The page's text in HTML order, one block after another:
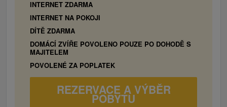
INTERNET ZDARMA
INTERNET NA POKOJI
DÍTĚ ZDARMA
DOMÁCÍ ZVÍŘE POVOLENO POUZE PO DOHODĚ S
MAJITELEM
POVOLENÉ ZA POPLATEK
REZERVACE A VÝBĚR
POBYTU